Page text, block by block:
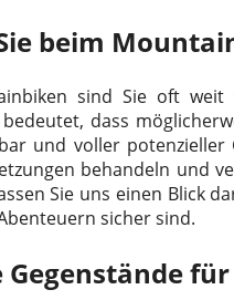
beim
sind Sie oft weit
bedeutet, dass
und voller potenzieller
behandeln und
Sie uns einen Blick
sicher sind.
Gegenstände